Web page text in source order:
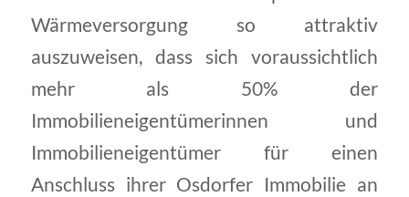
Wärmeversorgung so attraktiv
auszuweisen, dass sich voraussichtlich
mehr als 50% der
Immobilieneigentümerinnen und
Immobilieneigentümer für einen
Anschluss ihrer Osdorfer Immobilie an